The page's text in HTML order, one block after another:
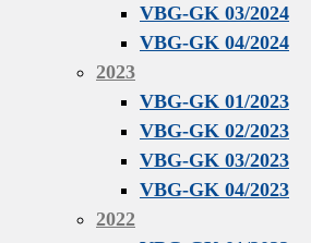
VBG-GK 03/2024
VBG-GK 04/2024
2023
VBG-GK 01/2023
VBG-GK 02/2023
VBG-GK 03/2023
VBG-GK 04/2023
2022